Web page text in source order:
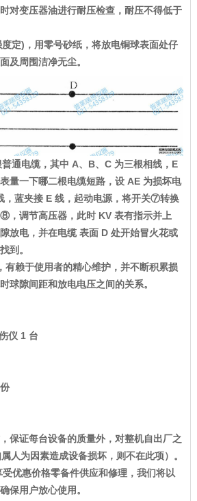
对变压器油进行耐压检查，耐压不得低于
定)，用零号砂纸，将放电铜球表面处仔
及周围洁净无尘。
通电缆，其中 A、B、C 为三根相线，E
量一下哪二根电缆短路，设 AE 为损坏电
，蓝夹接 E 线，起动电源，将开关⑦转换
，调节高压器，此时 KV 表有指示并上
放电，并在电缆 表面 D 处开始冒火花或
到。
有赖于使用者的精心维护，并不断积累损
球隙间距和放电电压之间的关系。
仪 1 台
保证每台设备的质量外，对整机自出厂之
人为因素造成设备损坏，则不在此项）。
优惠价格零备件供应和修理，我们将以
保用户放心使用。